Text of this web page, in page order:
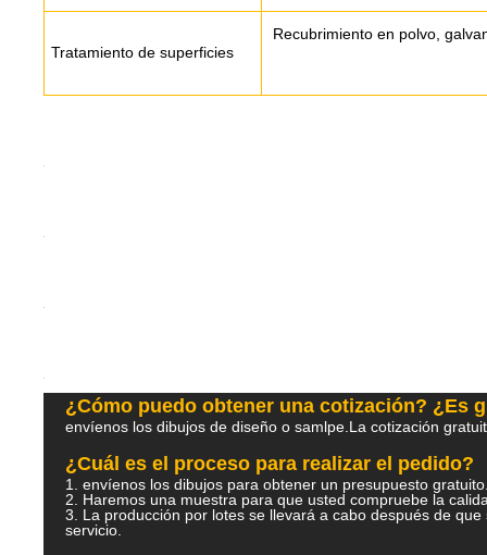
Tratamiento de superficies
Recubrimiento en polvo,
¿Cómo puedo obtener una cotización? ¿Es
envíenos los dibujos de diseño o samlpe.La cotización
¿Cuál es el proceso para realizar el pedido?
1. envíenos los dibujos para obtener un presupuesto
2. Haremos una muestra para que usted compruebe la
3. La producción por lotes se llevará a cabo después de
servicio.